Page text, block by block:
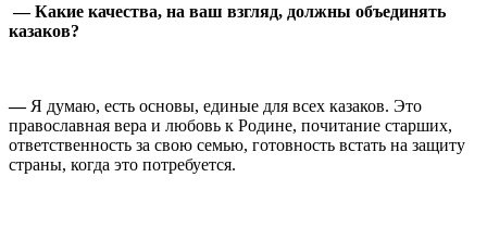
— Какие качества, на ваш взгляд, должны объединять
казаков?
—Я думаю, есть основы, единые для всех казаков. Это
православная вера и любовь к Родине, почитание старших,
ответственность за свою семью, готовность встать на защиту
страны, когда это потребуется.